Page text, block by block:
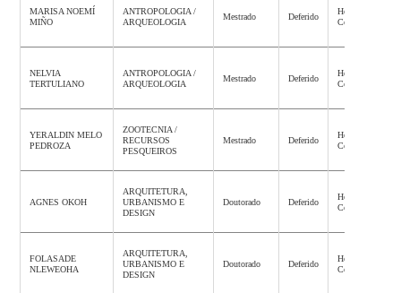
MARISA NOEMÍ
MIÑO
ANTROPOLOGIA /
ARQUEOLOGIA
Mestrado Deferido
Homologação
Concluída
NELVIA
TERTULIANO
ANTROPOLOGIA /
ARQUEOLOGIA
Mestrado Deferido
Homologação
Concluída
YERALDIN MELO
PEDROZA
ZOOTECNIA /
RECURSOS
PESQUEIROS
Mestrado Deferido
Homologação
Concluída
AGNES OKOH
ARQUITETURA,
URBANISMO E
DESIGN
Doutorado Deferido
Homologação
Concluída
FOLASADE
NLEWEOHA
ARQUITETURA,
URBANISMO E
DESIGN
Doutorado Deferido
Homologação
Concluída